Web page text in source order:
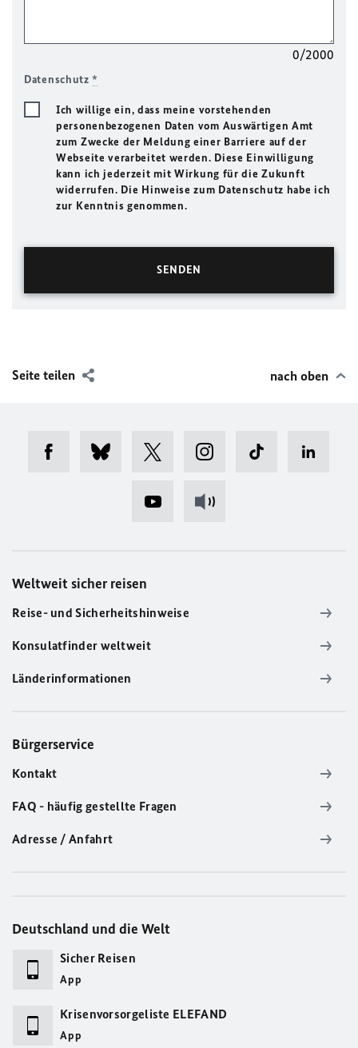
0/2000
Datenschutz*
Ich willige ein, dass meine vorstehenden
personenbezogenen Daten vom Auswärtigen Amt
zum Zwecke der Meldung einer Barriere auf der
Webseite verarbeitet werden. Diese Einwilligung
kann ich jederzeit mit Wirkung für die Zukunft
widerrufen. Die Hinweise zum Datenschutz habe ich
zur Kenntnis genommen.
Seite teilen nach oben
Weltweit sicher reisen
Reise- und Sicherheitshinweise
Konsulatfinder weltweit
Länderinformationen
Bürgerservice
Kontakt
FAQ - häufig gestellte Fragen
Adresse / Anfahrt
Deutschland und die Welt
Sicher Reisen
App
Krisenvorsorgeliste ELEFAND
App